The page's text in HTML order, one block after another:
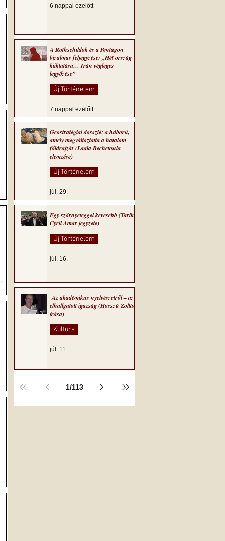
6 nappal ezelőtt
A Rothschildok és a Pentagon
bizalmas feljegyzése: „Hét ország
kiiktatása… Irán végleges
legyőzése”
Új Történelem
7 nappal ezelőtt
Geostratégiai dosszié: a háború,
amely megváltoztatta a hatalom
földrajzát (Laala Bechetoula
elemzése)
Új Történelem
júl. 29.
Egy szörnyeteggel kevesebb (Tarik
Cyril Amar jegyzete)
Új Történelem
júl. 16.
Az akadémikus nyelvészetről – az
elhallgatott igazság (Hosszú Zoltán
írása)
Kultúra
júl. 11.
1/113